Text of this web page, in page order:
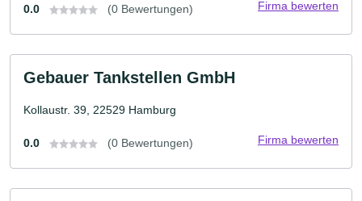
0.0 (0 Bewertungen) Firma bewerten
Gebauer Tankstellen GmbH
Kollaustr. 39, 22529 Hamburg
0.0 (0 Bewertungen) Firma bewerten